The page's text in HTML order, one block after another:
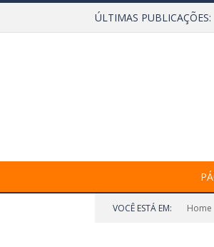
ÚLTIMAS PUBLICAÇÕES:
VOCÊ ESTÁ EM: Home